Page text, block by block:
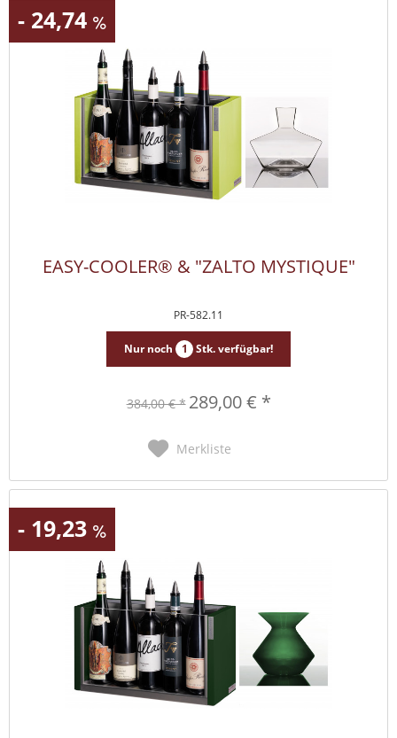
- 24,74
EASY-COOLER® & "ZALTO MYSTIQUE"
PR-582.11
Nur noch 1 Stk. verfügbar!
384,00 € * 289,00 € *
Merkliste
- 19,23